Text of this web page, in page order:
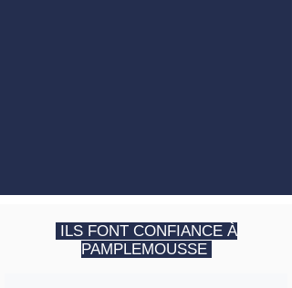
ILS FONT CONFIANCE À
PAMPLEMOUSSE